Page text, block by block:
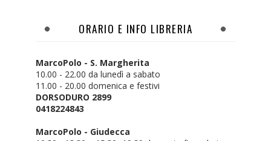
ORARIO E INFO LIBRERIA
MarcoPolo - S. Margherita
10.00 - 22.00 da lunedì a sabato
11.00 - 20.00 domenica e festivi
DORSODURO 2899
0418224843
MarcoPolo - Giudecca